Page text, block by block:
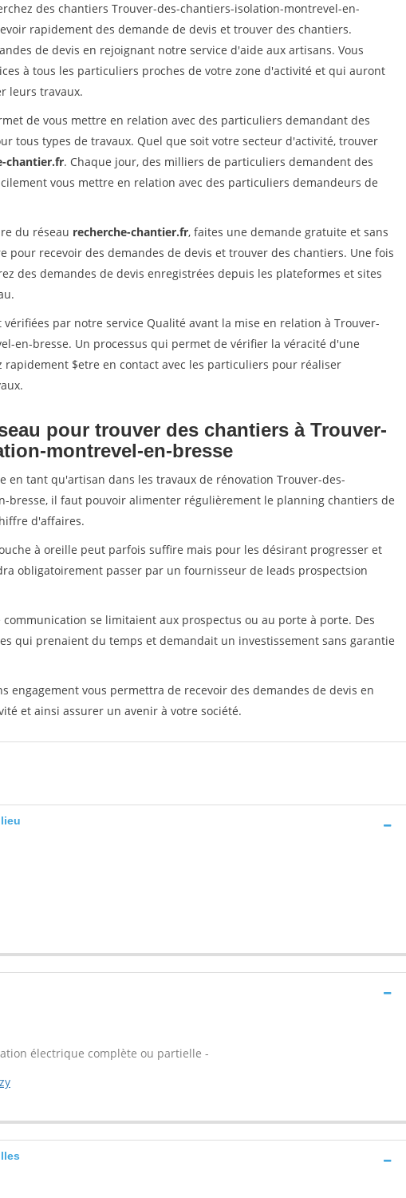
des chantiers Trouver-des-chantiers-isolation-montrevel-en-
rapidement des demande de devis et trouver des chantiers.
de devis en rejoignant notre service d'aide aux artisans. Vous
à tous les particuliers proches de votre zone d'activité et qui auront
leurs travaux.
de vous mettre en relation avec des particuliers demandant des
tous types de travaux. Quel que soit votre secteur d'activité, trouver
chantier.fr. Chaque jour, des milliers de particuliers demandent des
vous mettre en relation avec des particuliers demandeurs de
du réseau recherche-chantier.fr, faites une demande gratuite et sans
pour recevoir des demandes de devis et trouver des chantiers. Une fois
des demandes de devis enregistrées depuis les plateformes et sites
par notre service Qualité avant la mise en relation à Trouver-
en-bresse. Un processus qui permet de vérifier la véracité d'une
rapidement $etre en contact avec les particuliers pour réaliser
pour trouver des chantiers à Trouver-
montrevel-en-bresse
en tant qu'artisan dans les travaux de rénovation Trouver-des-
bresse, il faut pouvoir alimenter régulièrement le planning chantiers de
d'affaires.
à oreille peut parfois suffire mais pour les désirant progresser et
obligatoirement passer par un fournisseur de leads prospectsion
se limitaient aux prospectus ou au porte à porte. Des
qui prenaient du temps et demandait un investissement sans garantie
engagement vous permettra de recevoir des demandes de devis en
et ainsi assurer un avenir à votre société.
électrique complète ou partielle -